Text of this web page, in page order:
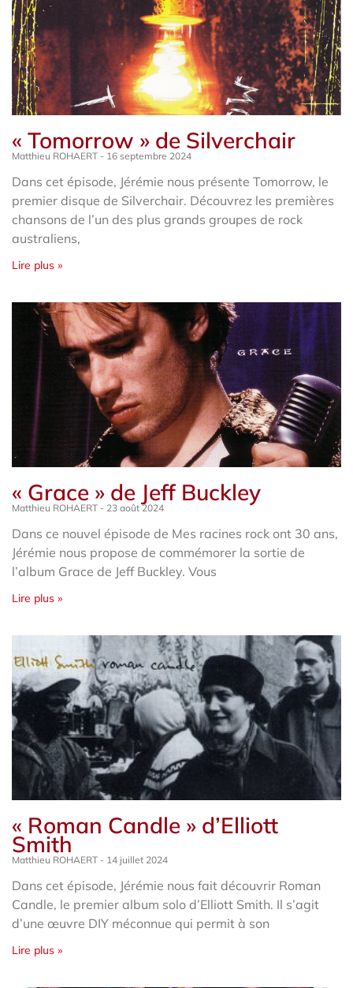
« Tomorrow » de Silverchair
Matthieu ROHAERT 16 septembre 2024
Dans cet épisode, Jérémie nous présente Tomorrow, le
premier disque de Silverchair. Découvrez les premières
chansons de l’un des plus grands groupes de rock
australiens,
Lire plus »
« Grace » de Jeff Buckley
Matthieu ROHAERT 23 août 2024
Dans ce nouvel épisode de Mes racines rock ont 30 ans,
Jérémie nous propose de commémorer la sortie de
l’album Grace de Jeff Buckley. Vous
Lire plus »
« Roman Candle » d’Elliott
Smith
Matthieu ROHAERT 14 juillet 2024
Dans cet épisode, Jérémie nous fait découvrir Roman
Candle, le premier album solo d’Elliott Smith. Il s’agit
d’une œuvre DIY méconnue qui permit à son
Lire plus »